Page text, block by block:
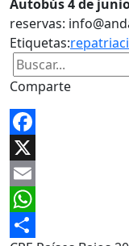
Autobús 4 de
reservas:
Etiquetas:
Buscar...
Comparte
Facebook
X
Email
WhatsApp